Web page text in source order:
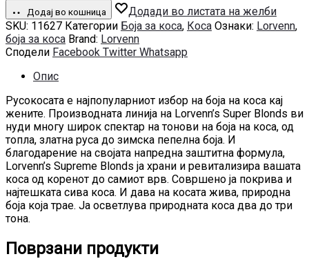
Додај во кошница
Додади во листата на желби
SKU: 11627 Категории Боја за коса, Коса Ознаки: Lorvenn,
боја за коса Brand: Lorvenn
Сподели Facebook Twitter Whatsapp
Опис
Русокосата е најпопуларниот избор на боја на коса кај
жените. Производната линија на Lorvenn’s Super Blonds ви
нуди многу широк спектар на тонови на боја на коса, од
топла, златна руса до зимска пепелна боја. И
благодарение на својата напредна заштитна формула,
Lorvenn’s Supreme Blonds ја храни и ревитализира вашата
коса од коренот до самиот врв. Совршено ја покрива и
најтешката сива коса. И дава на косата жива, природна
боја која трае. Ја осветлува природната коса два до три
тона.
Поврзани продукти